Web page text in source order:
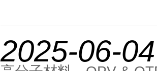
2025-06-04